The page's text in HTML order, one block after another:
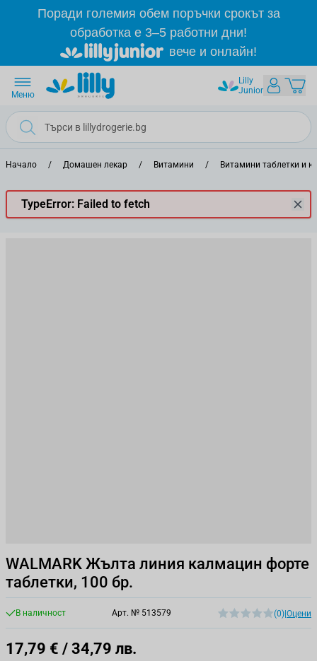
Прескачане към съдържанието
Поради големия обем поръчки срокът за
обработка е 3–5 работни дни!
вече и онлайн!
Lilly
Junior
Меню
Начало / Домашен лекар / Витамини / Витамини таблетки и
TypeError: Failed to fetch
WALMARK Жълта линия калмацин форте
таблетки, 100 бр.
В наличност Арт. № 513579 (0) Оцени
17,79 € / 34,79 лв.